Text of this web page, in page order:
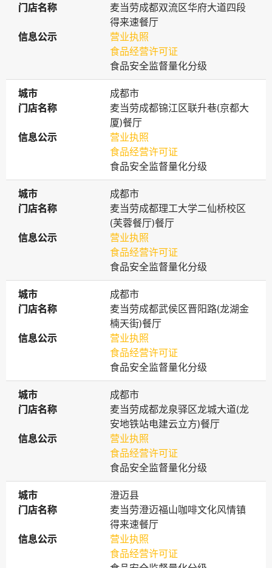
门店名称
门店名称
麦当劳成都双流区华府大道四段
得来速餐厅
信息公示
信息公示
营业执照
食品经营许可证
食品安全监督量化分级
城市
城市
成都市
门店名称
门店名称
麦当劳成都锦江区联升巷(京都大
厦)餐厅
信息公示
信息公示
营业执照
食品经营许可证
食品安全监督量化分级
城市
城市
成都市
门店名称
门店名称
麦当劳成都理工大学二仙桥校区
(芙蓉餐厅)餐厅
信息公示
信息公示
营业执照
食品经营许可证
食品安全监督量化分级
城市
城市
成都市
门店名称
门店名称
麦当劳成都武侯区晋阳路(龙湖金
楠天街)餐厅
信息公示
信息公示
营业执照
食品经营许可证
食品安全监督量化分级
城市
城市
成都市
门店名称
门店名称
麦当劳成都龙泉驿区龙城大道(龙
安地铁站电建云立方)餐厅
信息公示
信息公示
营业执照
食品经营许可证
食品安全监督量化分级
城市
城市
澄迈县
门店名称
门店名称
麦当劳澄迈福山咖啡文化风情镇
得来速餐厅
信息公示
信息公示
营业执照
食品经营许可证